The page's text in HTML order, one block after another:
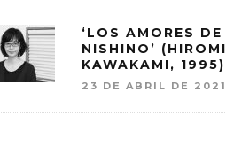
‘LOS AMORES DE
NISHINO’ (HIROMI
KAWAKAMI, 1995)
23 DE ABRIL DE 2021